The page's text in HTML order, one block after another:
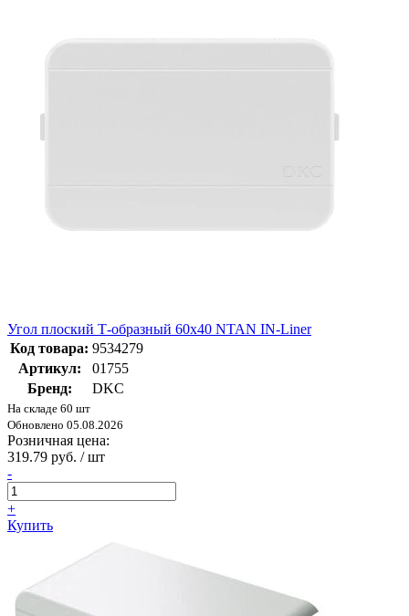
Угол плоский Т-образный 60x40 NTAN IN-Liner
Код товара: 9534279
Артикул:
01755
Бренд:
DKC
На складе 60 шт
Обновлено 05.08.2026
Розничная цена:
319.79 руб. / шт
-
+
Купить